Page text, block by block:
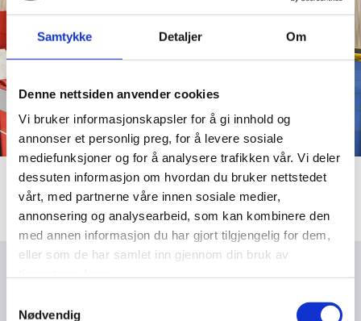
Samtykke Detaljer Om
Denne nettsiden anvender cookies
Vi bruker informasjonskapsler for å gi innhold og
annonser et personlig preg, for å levere sosiale
mediefunksjoner og for å analysere trafikken vår. Vi deler
dessuten informasjon om hvordan du bruker nettstedet
vårt, med partnerne våre innen sosiale medier,
annonsering og analysearbeid, som kan kombinere den
med annen informasjon du har gjort tilgjengelig for dem,
eller som de har samlet inn gjennom din bruk av
Nødvendig
Treningstider
Hold deg oppdatert på treningstidene for sesongen.